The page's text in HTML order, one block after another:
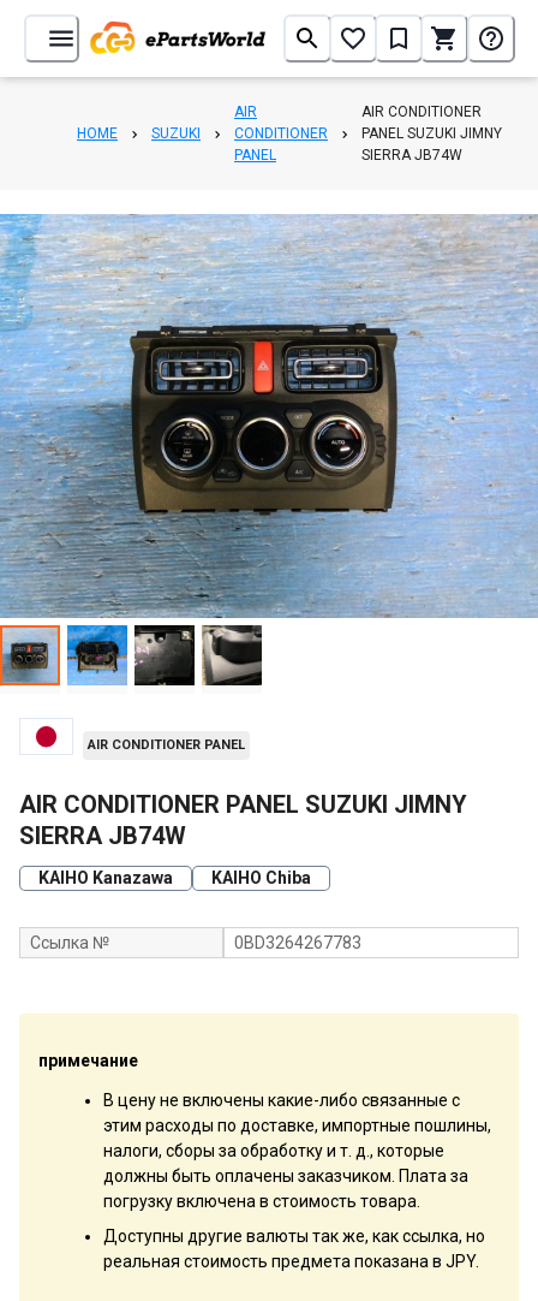
HOME SUZUKI
AIR
CONDITIONER
PANEL
AIR CONDITIONER
PANEL SUZUKI JIMNY
SIERRA JB74W
1 /4
AIR CONDITIONER PANEL
AIR CONDITIONER PANEL SUZUKI JIMNY
SIERRA JB74W
KAIHO Kanazawa KAIHO Chiba
Ссылка № 0BD3264267783
примечание
В цену не включены какие-либо связанные с
этим расходы по доставке, импортные пошлины,
налоги, сборы за обработку и т. д., которые
должны быть оплачены заказчиком. Плата за
погрузку включена в стоимость товара.
Доступны другие валюты так же, как ссылка, но
реальная стоимость предмета показана в JPY.